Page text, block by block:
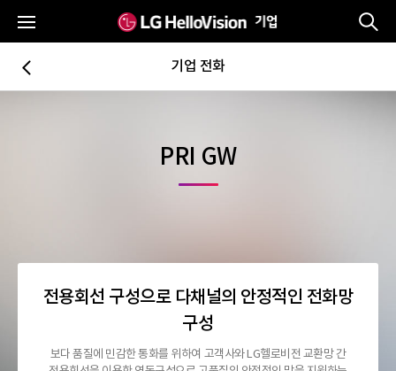
기업 전화
PRI GW
전용회선 구성으로 다채널의 안정적인 전화망
구성
보다 품질에 민감한 통화를 위하여 고객사와 LG헬로비전 교환망 간